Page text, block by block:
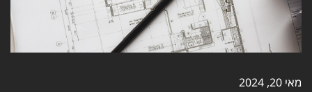
מאי 20, 2024